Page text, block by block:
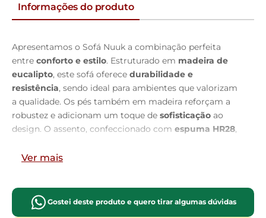
Informações do produto
Apresentamos o Sofá Nuuk a combinação perfeita
entre conforto e estilo. Estruturado em madeira de
eucalipto, este sofá oferece durabilidade e
resistência, sendo ideal para ambientes que valorizam
a qualidade. Os pés também em madeira reforçam a
robustez e adicionam um toque de sofisticação ao
design. O assento, confeccionado com espuma HR28,
Softproporciona um apoio
experiência de relaxamento única. Com percintas
elásticas e molas Bonnel,
Ver mais
Gostei deste produto e quero tirar algumas dúvidas